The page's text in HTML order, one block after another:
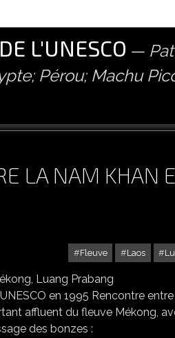
L'UNESCO
Pérou; Machu
LA NAM KHAN
Fleuve Laos
RENCONTRE ENTRE LA
en 1995 Rencontre
affluent du fleuve Mékong,
des bonzes :